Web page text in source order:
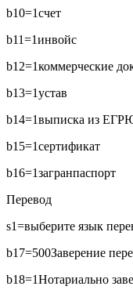
b10=1счет
b11=1инвойс
b12=1коммерческие
b13=1устав
b14=1выписка из
b15=1сертификат
b16=1загранпаспорт
Перевод
s1=выберите язык
b17=500Заверение
b18=1Нотариально